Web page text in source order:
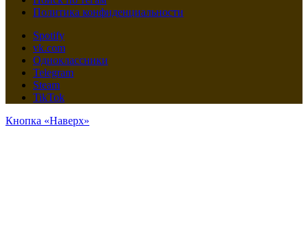
Политика конфиденциальности
Spotify
vk.com
Одноклассники
Telegram
Steam
TikTok
Кнопка «Наверх»